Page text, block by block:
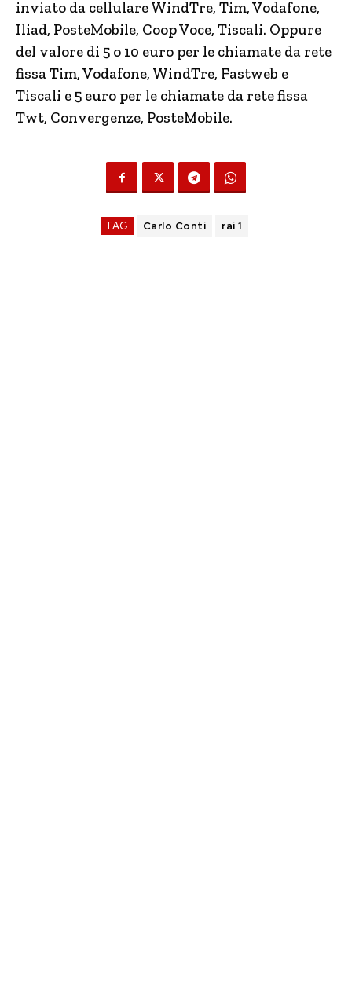
inviato da cellulare WindTre, Tim, Vodafone,
Iliad, PosteMobile, Coop Voce, Tiscali. Oppure
del valore di 5 o 10 euro per le chiamate da rete
fissa Tim, Vodafone, WindTre, Fastweb e
Tiscali e 5 euro per le chiamate da rete fissa
Twt, Convergenze, PosteMobile.
TAG Carlo Conti rai 1